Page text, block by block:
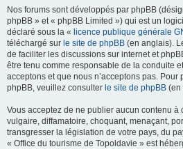
Nos forums sont développés par phpBB
phpBB » et « phpBB Limited ») qui est un
déclaré sous la « licence publique générale
téléchargé sur le site de phpBB (en anglais).
de faciliter les discussions sur internet et
être tenu comme responsable de la conduite
acceptons et que nous n’acceptons pas. Pour
phpBB, veuillez consulter le site de phpBB (en
Vous acceptez de ne publier aucun contenu à
vulgaire, diffamatoire, choquant, menaçant,
transgresser la législation de votre pays, du
« Office du tourisme de Topoldavie » est